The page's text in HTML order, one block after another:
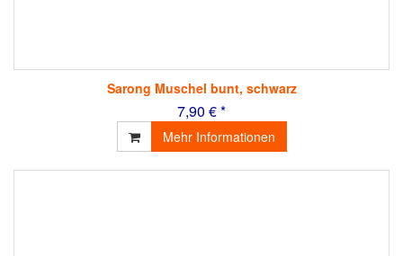
Sarong Muschel bunt, schwarz
7,90 € *
Mehr Informationen